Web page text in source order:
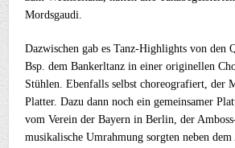
Mordsgaudi.
Dazwischen gab es Tanz-Highlights von den
Bsp. dem Bankerltanz in einer originellen
Stühlen. Ebenfalls selbst choreografiert, der
Platter. Dazu dann noch ein gemeinsamer
vom Verein der Bayern in Berlin, der
musikalische Umrahmung sorgten neben